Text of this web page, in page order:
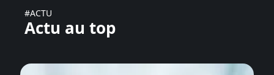
#ACTU
Actu au top